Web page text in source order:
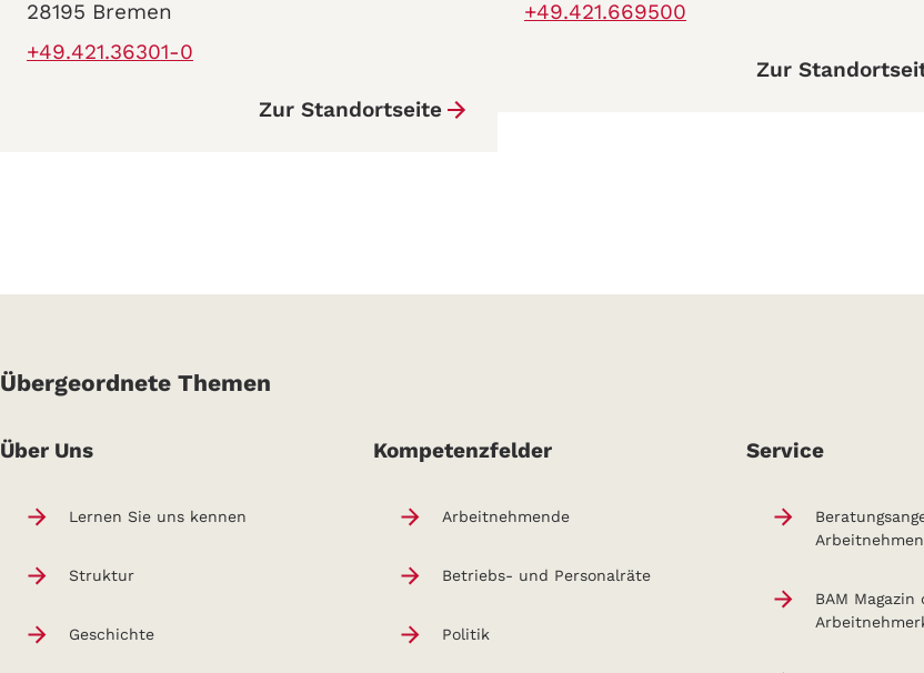
28195 Bremen
+49.421.36301-0
Zur Standortseite
+49.421.669500
Zur
Übergeordnete Themen
Über Uns
Lernen Sie uns kennen
Struktur
Geschichte
Kompetenzfelder
Arbeitnehmende
Betriebs- und Personalräte
Politik
Service
BAM Magazin